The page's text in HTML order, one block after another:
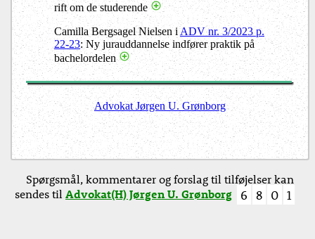
rift om de studerende
Camilla Bergsagel Nielsen i ADV nr. 3/2023 p.
22-23: Ny jurauddannelse indfører praktik på
bachelordelen
Advokat Jørgen U. Grønborg
Spørgsmål, kommentarer og forslag til tilføjelser kan
sendes til Advokat(H) Jørgen U. Grønborg 6 8 0 1